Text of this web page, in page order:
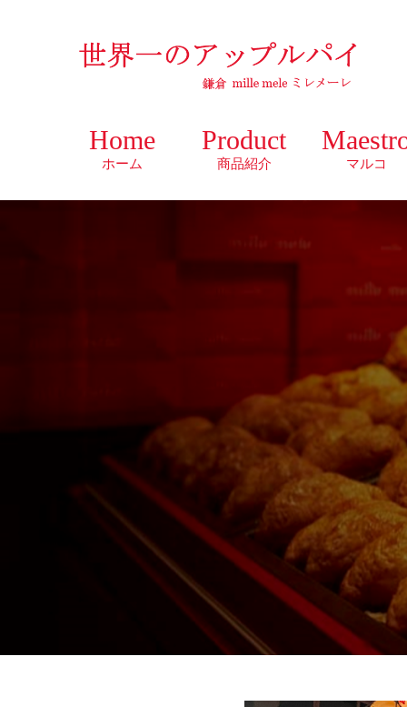
Home
ホーム
Product
商品紹介 マルコ